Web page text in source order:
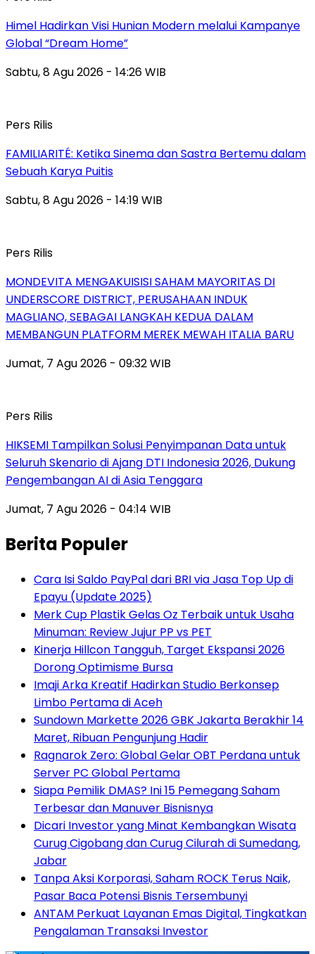
Himel Hadirkan Visi Hunian Modern melalui Kampanye
Global “Dream Home”
Sabtu, 8 Agu 2026 - 14:26 WIB
Pers Rilis
FAMILIARITÉ: Ketika Sinema dan Sastra Bertemu dalam
Sebuah Karya Puitis
Sabtu, 8 Agu 2026 - 14:19 WIB
Pers Rilis
MONDEVITA MENGAKUISISI SAHAM MAYORITAS DI
UNDERSCORE DISTRICT, PERUSAHAAN INDUK
MAGLIANO, SEBAGAI LANGKAH KEDUA DALAM
MEMBANGUN PLATFORM MEREK MEWAH ITALIA BARU
Jumat, 7 Agu 2026 - 09:32 WIB
Pers Rilis
HIKSEMI Tampilkan Solusi Penyimpanan Data untuk
Seluruh Skenario di Ajang DTI Indonesia 2026, Dukung
Pengembangan AI di Asia Tenggara
Jumat, 7 Agu 2026 - 04:14 WIB
Berita Populer
Cara Isi Saldo PayPal dari BRI via Jasa Top Up di
Epayu (Update 2025)
Merk Cup Plastik Gelas Oz Terbaik untuk Usaha
Minuman: Review Jujur PP vs PET
Kinerja Hillcon Tangguh, Target Ekspansi 2026
Dorong Optimisme Bursa
Imaji Arka Kreatif Hadirkan Studio Berkonsep
Limbo Pertama di Aceh
Sundown Markette 2026 GBK Jakarta Berakhir 14
Maret, Ribuan Pengunjung Hadir
Ragnarok Zero: Global Gelar OBT Perdana untuk
Server PC Global Pertama
Siapa Pemilik DMAS? Ini 15 Pemegang Saham
Terbesar dan Manuver Bisnisnya
Dicari Investor yang Minat Kembangkan Wisata
Curug Cigobang dan Curug Cilurah di Sumedang,
Jabar
Tanpa Aksi Korporasi, Saham ROCK Terus Naik,
Pasar Baca Potensi Bisnis Tersembunyi
ANTAM Perkuat Layanan Emas Digital, Tingkatkan
Pengalaman Transaksi Investor